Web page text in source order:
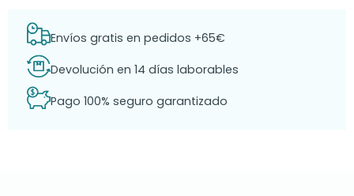
Envíos gratis en pedidos +65€
Devolución en 14 días laborables
Pago 100% seguro garantizado